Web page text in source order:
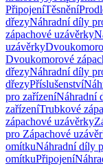
PřipojeníTěsnění
dřezyNáhradní díly
zápachové uzávěrky
uzávěrky
Dvoukomorové
dřezyNáhradní díly
dřezyPříslušenství
pro zařízeníNáhradní
zařízeníTrubkové
zápachové uzávěrky
pro Zápachové
omítkuNáhradní díly
omítkuPřipojení